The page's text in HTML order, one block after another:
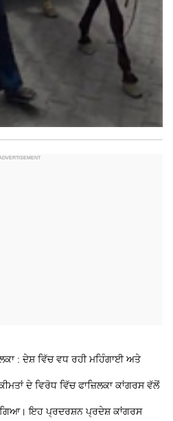
: ਦੇਸ਼ ਵਿੱਚ ਵਧ ਰਹੀ ਮਹਿੰਗਾਈ ਅਤੇ
ਦੇ ਵਿਰੋਧ ਵਿੱਚ ਫਾਜ਼ਿਲਕਾ ਕਾਂਗਰਸ ਵੱਲੋਂ
ਇਹ ਪ੍ਰਦਰਸ਼ਨ ਪ੍ਰਦੇਸ਼ ਕਾਂਗਰਸ